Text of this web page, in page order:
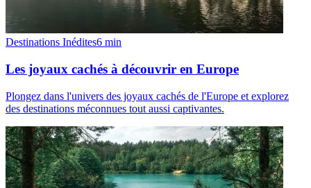
Destinations Inédites6 min
Les joyaux cachés à découvrir en Europe
Plongez dans l'univers des joyaux cachés de l'Europe et explorez
des destinations méconnues tout aussi captivantes.